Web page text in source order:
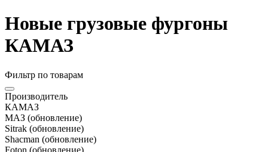
Новые грузовые фургоны
КАМАЗ
Фильтр по товарам
Производитель
КАМАЗ
МАЗ (обновление)
Sitrak (обновление)
Shacman (обновление)
Foton (обновление)